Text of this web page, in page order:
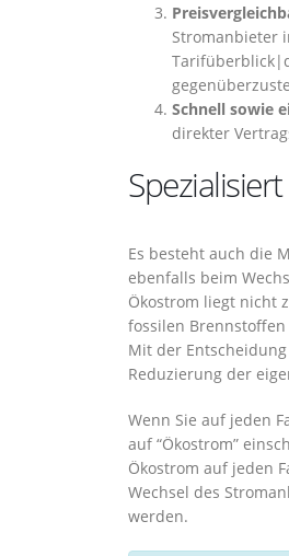
Stromanbieter
Schnell sowie
direkter
Es besteht auch die
ebenfalls beim
Ökostrom liegt nicht
fossilen
Mit der
Reduzierung der
Wenn Sie auf jeden
auf “Ökostrom”
Ökostrom auf jeden
Wechsel des
werden.